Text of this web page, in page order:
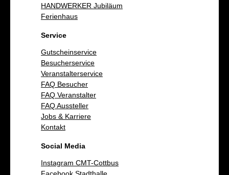
HANDWERKER Jubiläum
Ferienhaus
Service
Gutscheinservice
Besucherservice
Veranstalterservice
FAQ Besucher
FAQ Veranstalter
FAQ Aussteller
Jobs & Karriere
Kontakt
Social Media
Instagram CMT-Cottbus
Facebook Stadthalle